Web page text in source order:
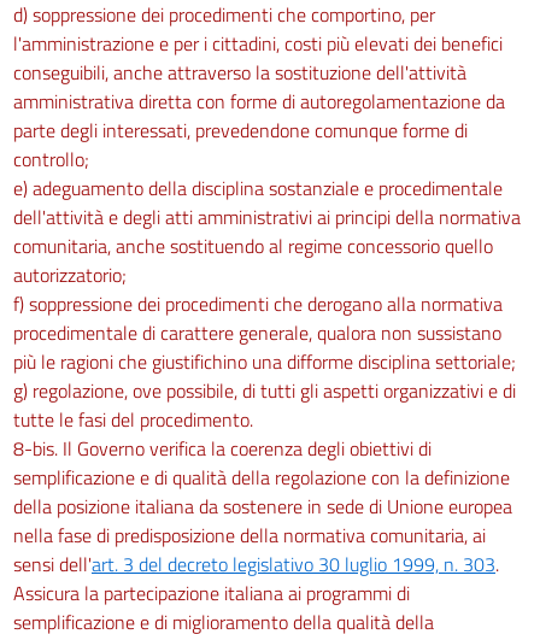
d) soppressione dei procedimenti che comportino, per
l'amministrazione e per i cittadini, costi più elevati dei benefici
conseguibili, anche attraverso la sostituzione dell'attività
amministrativa diretta con forme di autoregolamentazione da
parte degli interessati, prevedendone comunque forme di
controllo;
e) adeguamento della disciplina sostanziale e procedimentale
dell'attività e degli atti amministrativi ai principi della normativa
comunitaria, anche sostituendo al regime concessorio quello
autorizzatorio;
f) soppressione dei procedimenti che derogano alla normativa
procedimentale di carattere generale, qualora non sussistano
più le ragioni che giustifichino una difforme disciplina settoriale;
g) regolazione, ove possibile, di tutti gli aspetti organizzativi e di
tutte le fasi del procedimento.
8-bis. Il Governo verifica la coerenza degli obiettivi di
semplificazione e di qualità della regolazione con la definizione
della posizione italiana da sostenere in sede di Unione europea
nella fase di predisposizione della normativa comunitaria, ai
sensi dell'art. 3 del decreto legislativo 30 luglio 1999, n. 303.
Assicura la partecipazione italiana ai programmi di
semplificazione e di miglioramento della qualità della